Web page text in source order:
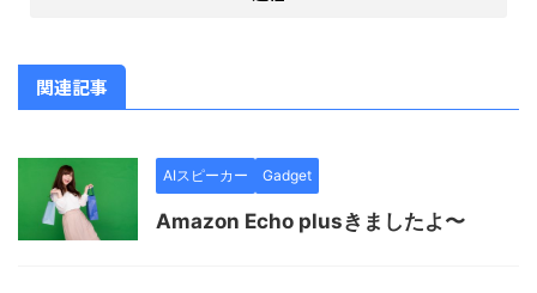
関連記事
AIスピーカー Gadget
Amazon Echo plusきましたよ〜